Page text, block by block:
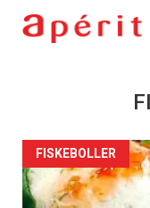
FISKEBOLLER